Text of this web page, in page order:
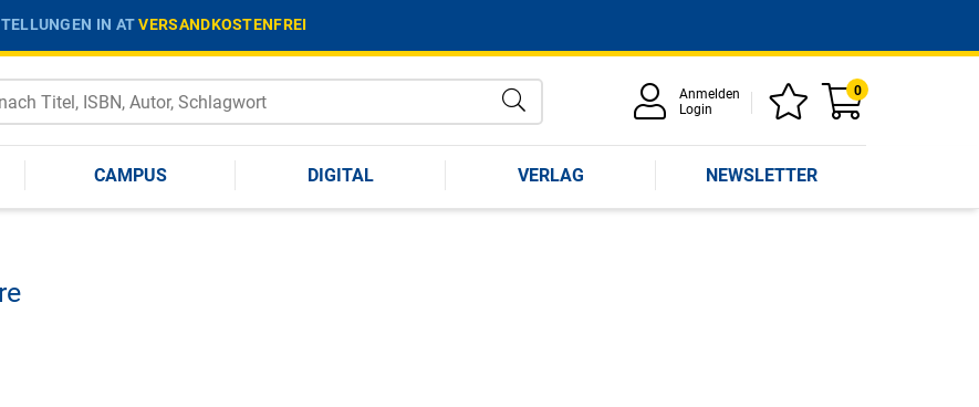
IN ATVERSANDKOSTENFREI
Anmelden
Login
0
CAMPUS DIGITAL VERLAG NEWSLETTER